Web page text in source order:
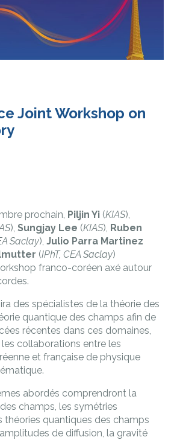
Joint Workshop on
prochain, Piljin Yi (KIAS),
),Sungjay Lee (KIAS), Ruben
Saclay),Julio Parra Martinez
(IPhT, CEA Saclay)
franco-coréen axé autour
des spécialistes de la théorie des
quantique des champs afin de
récentes dans ces domaines,
collaborations entre les
et française de physique
abordés comprendront la
champs, les symétries
théories quantiques des champs
de diffusion, la gravité